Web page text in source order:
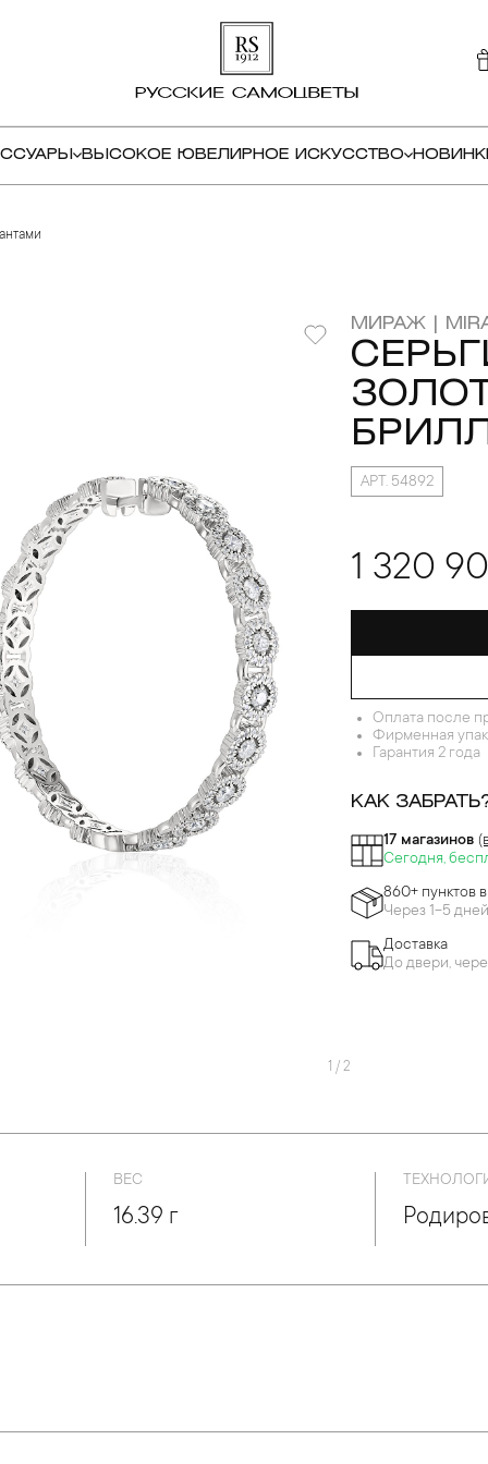
ВЫСОКОЕ ЮВЕЛИРНОЕ ИСКУССТВО
1 / 2
МИРАЖ |
АРТ. 54892
1 320
Оплата после
Фирменная
Гарантия 2 года
КАК
17 магазинов
Сегодня,
860+ пунктов
Через 1-5 дней
Доставка
До двери,
ВЕС
16.39 г